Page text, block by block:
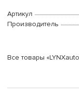
Артикул
Производитель
Все товары